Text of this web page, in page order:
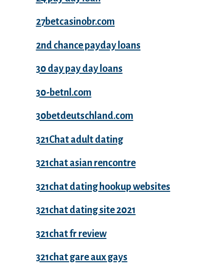
27betcasinobr.com
2nd chance payday loans
30 day pay day loans
30-betnl.com
30betdeutschland.com
321Chat adult dating
321chat asian rencontre
321chat dating hookup websites
321chat dating site 2021
321chat fr review
321chat gare aux gays